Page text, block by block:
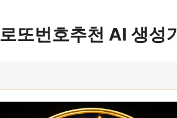
로또번호추천 AI 생성기